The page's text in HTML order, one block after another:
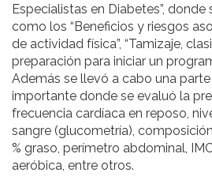
Especialistas en Diabetes”,
como los “Beneficios y riesgos
de actividad física”, “Tamizaje,
preparación para iniciar un
Además se llevó a cabo una
importante donde se evaluó la
frecuencia cardíaca en reposo,
sangre (glucometría),
% graso, perímetro abdominal,
aeróbica, entre otros.